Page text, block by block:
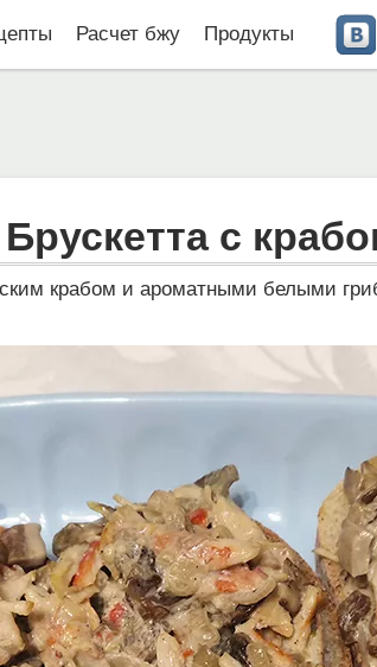
Расчет бжу Продукты
Брускетта с
крабом и ароматными белыми